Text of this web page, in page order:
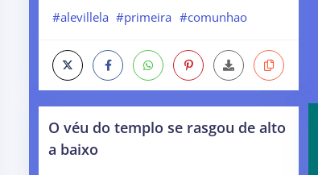
#alevillela #primeira #comunhao
O véu do templo se rasgou de alto
a baixo